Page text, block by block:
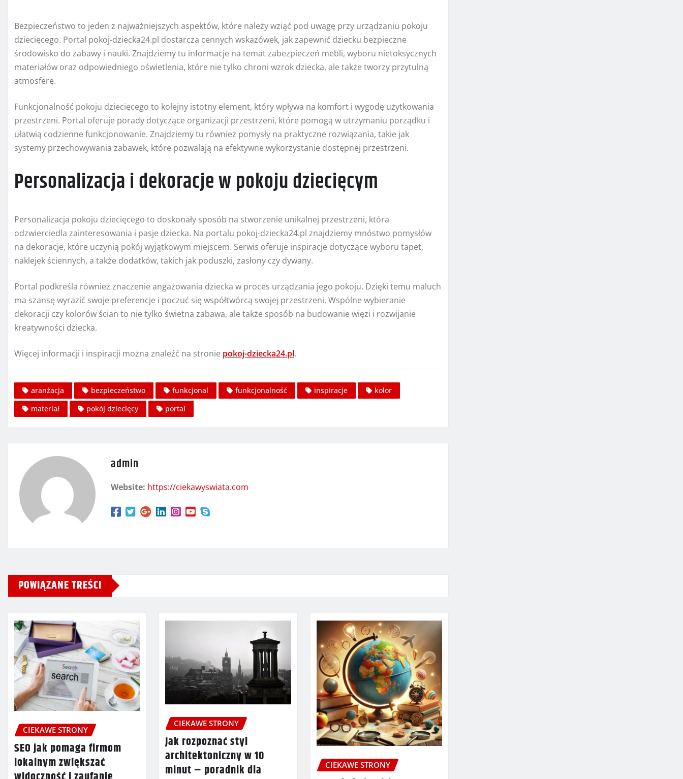
Bezpieczeństwo to jeden z najważniejszych aspektów, które należy wziąć pod uwagę przy urządzaniu pokoju
dziecięcego. Portal pokoj-dziecka24.pl dostarcza cennych wskazówek, jak zapewnić dziecku bezpieczne
środowisko do zabawy i nauki. Znajdziemy tu informacje na temat zabezpieczeń mebli, wyboru nietoksycznych
materiałów oraz odpowiedniego oświetlenia, które nie tylko chroni wzrok dziecka, ale także tworzy przytulną
atmosferę.
Funkcjonalność pokoju dziecięcego to kolejny istotny element, który wpływa na komfort i wygodę użytkowania
przestrzeni. Portal oferuje porady dotyczące organizacji przestrzeni, które pomogą w utrzymaniu porządku i
ułatwią codzienne funkcjonowanie. Znajdziemy tu również pomysły na praktyczne rozwiązania, takie jak
systemy przechowywania zabawek, które pozwalają na efektywne wykorzystanie dostępnej przestrzeni.
Personalizacja i dekoracje w pokoju dziecięcym
Personalizacja pokoju dziecięcego to doskonały sposób na stworzenie unikalnej przestrzeni, która
odzwierciedla zainteresowania i pasje dziecka. Na portalu pokoj-dziecka24.pl znajdziemy mnóstwo pomysłów
na dekoracje, które uczynią pokój wyjątkowym miejscem. Serwis oferuje inspiracje dotyczące wyboru tapet,
naklejek ściennych, a także dodatków, takich jak poduszki, zasłony czy dywany.
Portal podkreśla również znaczenie angażowania dziecka w proces urządzania jego pokoju. Dzięki temu maluch
ma szansę wyrazić swoje preferencje i poczuć się współtwórcą swojej przestrzeni. Wspólne wybieranie
dekoracji czy kolorów ścian to nie tylko świetna zabawa, ale także sposób na budowanie więzi i rozwijanie
kreatywności dziecka.
Więcej informacji i inspiracji można znaleźć na stronie pokoj-dziecka24.pl.
aranżacja bezpieczeństwo funkcjonal funkcjonalność inspiracje
kolor
materiał
pokój dziecięcy portal
admin
Website: https://ciekawyswiata.com
POWIĄZANE TREŚCI
CIEKAWE STRONY
SEO jak pomaga firmom
lokalnym zwiększać
CIEKAWE STRONY
Jak rozpoznać styl
architektoniczny w 10
minut – poradnik dla
CIEKAWE STRONY